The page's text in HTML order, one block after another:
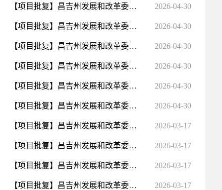
【项目批复】昌吉州发展和改革委员会关于新疆昌吉州昌吉市2026年供排水管网及附属设施更新改造建设项目初... 2026-04-30
【项目批复】昌吉州发展和改革委员会关于新疆昌吉州奇台县2026年供热管网更新改造建设项目初步设计的批复 2026-04-30
【项目批复】昌吉州发展和改革委员会关于新疆昌吉州阜康市2026年城市地下管网更新改造建设项目初步设计的... 2026-04-30
【项目批复】昌吉州发展和改革委员会关于新疆昌吉州昌吉市2026-2027年城区燃气管道更新改造项目初步设计... 2026-04-30
【项目批复】昌吉州发展和改革委员会关于新疆昌吉州昌吉市北京路、长宁路等29条路段供热管网及配套设施更... 2026-04-30
【项目批复】昌吉州发展和改革委员会关于新疆昌吉州吉木萨尔县2026年东区地下管网更新改造建设项目初步设... 2026-04-30
【项目批复】昌吉州发展和改革委员会关于昌吉州昌吉市红旗路、世纪大道、中心路等7条路段供热管网及配套... 2026-03-17
【项目批复】昌吉州发展和改革委员会关于昌吉州吉木萨尔县第一中学高中科创楼项目初步设计的批复 2026-03-17
【项目批复】昌吉州发展和改革委员会关于昌吉州昌吉市南公园路、屯河路等7条路段供热管网及配套设施建设... 2026-03-17
【项目批复】昌吉州发展和改革委员会关于昌吉州玛纳斯县第一中学高中科创楼项目初步设计的批复 2026-03-17